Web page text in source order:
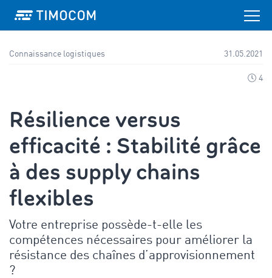
Connaissance logistiques 31.05.2021
4
Résilience versus
efficacité : Stabilité grâce
à des supply chains
flexibles
Votre entreprise possède-t-elle les
compétences nécessaires pour améliorer la
résistance des chaînes d’approvisionnement
?